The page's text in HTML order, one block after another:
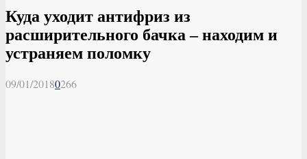
Куда уходит антифриз из
расширительного бачка – находим и
устраняем поломку
09/01/20180266